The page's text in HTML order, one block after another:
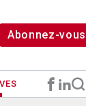
Abonnez-vous